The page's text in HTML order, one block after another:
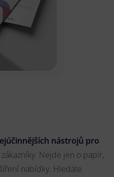
nástrojů pro
zákazníky. Nejde jen o papír,
nabídky. Hledáte